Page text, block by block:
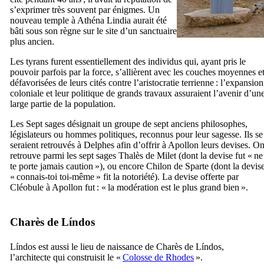
s’exprimer très souvent par énigmes. Un
nouveau temple à Athéna Lindia aurait été
bâti sous son règne sur le site d’un sanctuaire
plus ancien.
Les tyrans furent essentiellement des individus qui, ayant pris le
pouvoir parfois par la force, s’allièrent avec les couches moyennes et
défavorisées de leurs cités contre l’aristocratie terrienne : l’expansion
coloniale et leur politique de grands travaux assuraient l’avenir
large partie de la population.
Les Sept sages désignait un groupe de sept anciens philosophes,
législateurs ou hommes politiques, reconnus pour leur sagesse. Ils se
seraient retrouvés à Delphes afin d’offrir à Apollon leurs devises. On
retrouve parmi les sept sages Thalès de Milet (dont la devise fut « ne
te porte jamais caution »), ou encore Chilon de Sparte (dont la
« connais-toi toi-même » fit la notoriété). La devise offerte par
Cléobule à Apollon fut : « la modération est le plus grand bien ».
Charès de Líndos
Líndos est aussi le lieu de naissance de Charès de Líndos,
l’architecte qui construisit le « Colosse de Rhodes ».